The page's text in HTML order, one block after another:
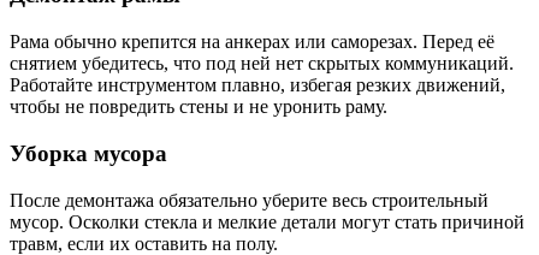
Рама обычно крепится на анкерах или саморезах. Перед её
снятием убедитесь, что под ней нет скрытых коммуникаций.
Работайте инструментом плавно, избегая резких движений,
чтобы не повредить стены и не уронить раму.
Уборка мусора
После демонтажа обязательно уберите весь строительный
мусор. Осколки стекла и мелкие детали могут стать причиной
травм, если их оставить на полу.